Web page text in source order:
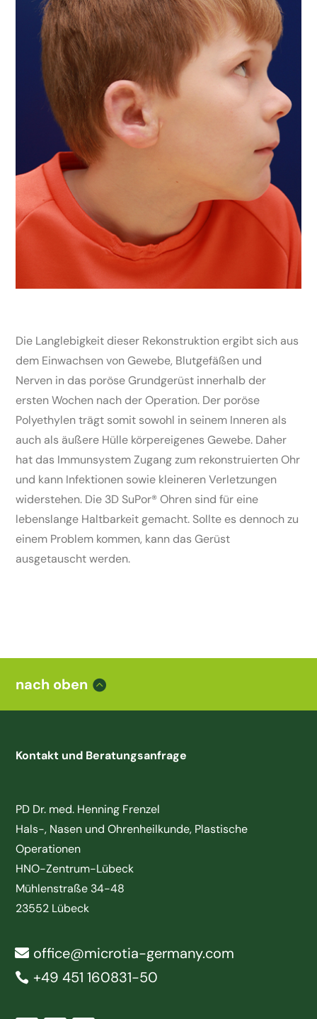
Die Langlebigkeit dieser Rekonstruktion ergibt sich aus
dem Einwachsen von Gewebe, Blutgefäßen und
Nerven in das poröse Grundgerüst innerhalb der
ersten Wochen nach der Operation. Der poröse
Polyethylen trägt somit sowohl in seinem Inneren als
auch als äußere Hülle körpereigenes Gewebe. Daher
hat das Immunsystem Zugang zum rekonstruierten Ohr
und kann Infektionen sowie kleineren Verletzungen
widerstehen. Die 3D SuPor® Ohren sind für eine
lebenslange Haltbarkeit gemacht. Sollte es dennoch zu
einem Problem kommen, kann das Gerüst
ausgetauscht werden.
nach oben
Kontakt und Beratungsanfrage
PD Dr. med. Henning Frenzel
Hals-, Nasen und Ohrenheilkunde, Plastische
Operationen
HNO-Zentrum-Lübeck
Mühlenstraße 34-48
23552 Lübeck
office@microtia-germany.com
+49 451 160831-50